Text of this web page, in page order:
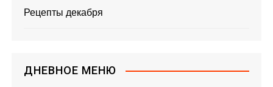
Рецепты декабря
ДНЕВНОЕ МЕНЮ